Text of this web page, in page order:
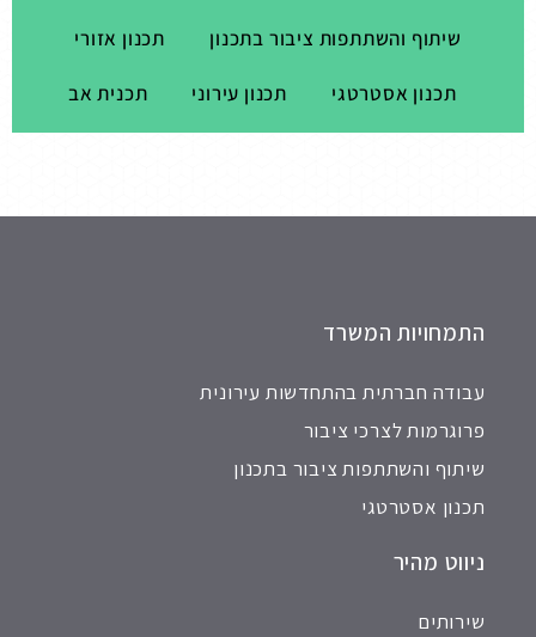
שיתוף והשתתפות ציבור בתכנון תכנון אזורי
תכנון אסטרטגי תכנון עירוני תכנית אב
התמחויות המשרד
עבודה חברתית בהתחדשות עירונית
פרוגרמות לצרכי ציבור
שיתוף והשתתפות ציבור בתכנון
תכנון אסטרטגי
ניווט מהיר
שירותים